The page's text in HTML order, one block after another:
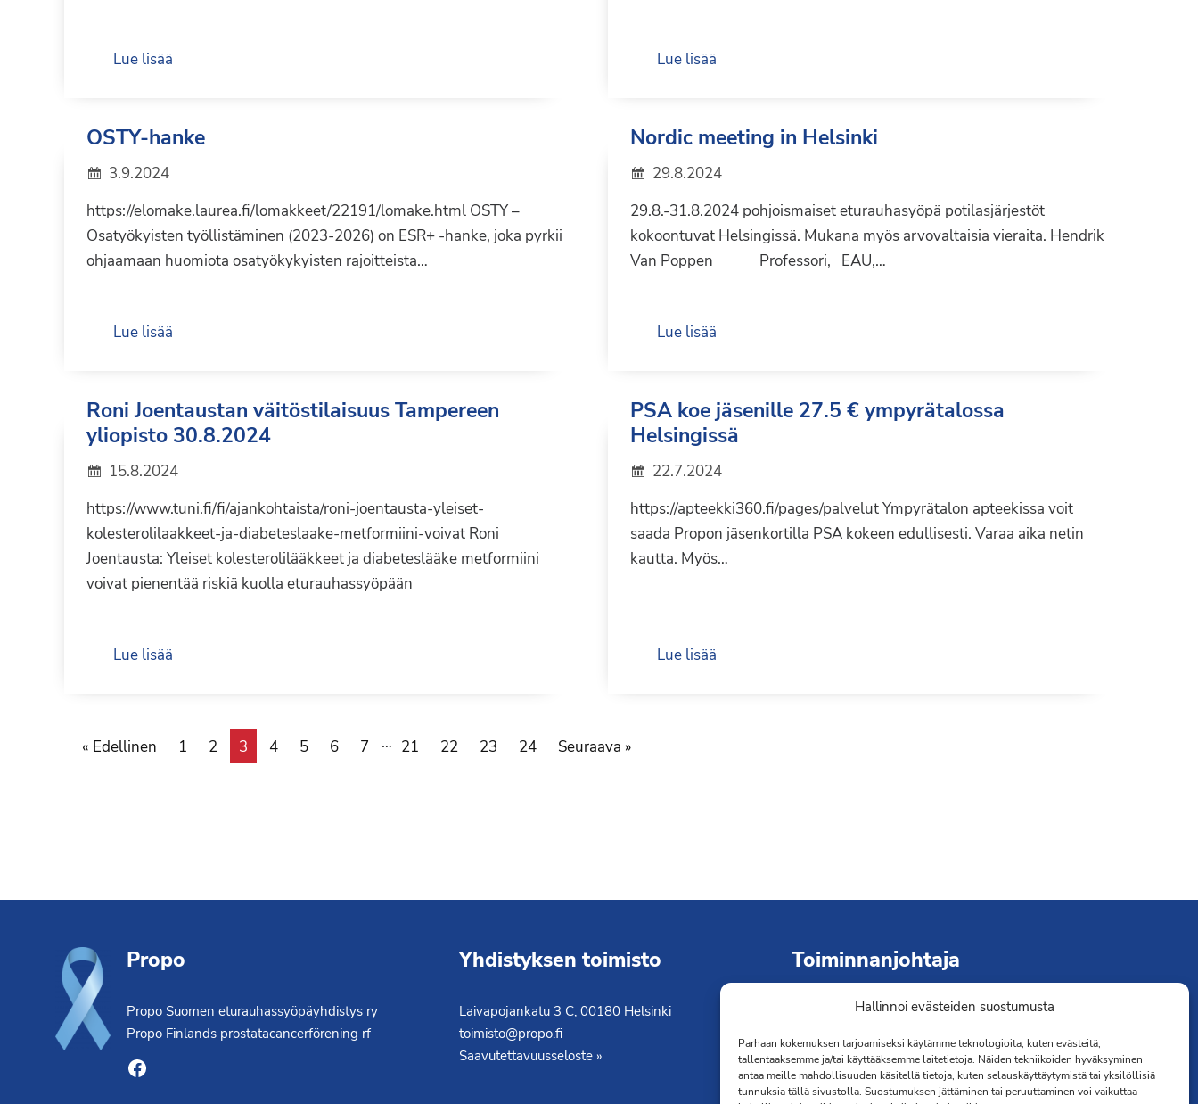
Hallinnoi evästeiden suostumusta
Parhaan kokemuksen tarjoamiseksi käytämme teknologioita, kuten evästeitä,
tallentaaksemme ja/tai käyttääksemme laitetietoja. Näiden tekniikoiden hyväksyminen
antaa meille mahdollisuuden käsitellä tietoja, kuten selauskäyttäytymistä tai yksilöllisiä
tunnuksia tällä sivustolla. Suostumuksen jättäminen tai peruuttaminen voi vaikuttaa
Lue lisää Lue lisää
OSTY-hanke
3.9.2024
https://elomake.laurea.fi/lomakkeet/22191/lomake.html OSTY –
Osatyökyisten työllistäminen (2023-2026) on ESR+ -hanke, joka pyrkii
ohjaamaan huomiota osatyökykyisten rajoitteista…
Lue lisää
Nordic meeting in Helsinki
29.8.2024
29.8.-31.8.2024 pohjoismaiset eturauhasyöpä potilasjärjestöt
kokoontuvat Helsingissä. Mukana myös arvovaltaisia vieraita. Hendrik
Van Poppen Professori, EAU,…
Lue lisää
Roni Joentaustan väitöstilaisuus Tampereen
yliopisto 30.8.2024
15.8.2024
https://www.tuni.fi/fi/ajankohtaista/roni-joentausta-yleiset-
kolesterolilaakkeet-ja-diabeteslaake-metformiini-voivat Roni
Joentausta: Yleiset kolesterolilääkkeet ja diabeteslääke metformiini
voivat pienentää riskiä kuolla eturauhassyöpään
Lue lisää
PSA koe jäsenille 27.5 € ympyrätalossa
Helsingissä
22.7.2024
https://apteekki360.fi/pages/palvelut Ympyrätalon apteekissa voit
saada Propon jäsenkortilla PSA kokeen edullisesti. Varaa aika netin
kautta. Myös…
Lue lisää
« Edellinen 1 2 3 4 5 6 7 … 21 22 23 24 Seuraava »
Propo
Propo Suomen eturauhassyöpäyhdistys ry
Propo Finlands prostatacancerförening rf
Facebook
Yhdistyksen toimisto
Laivapojankatu 3 C, 00180 Helsinki
toimisto@propo.fi
Saavutettavuusseloste »
Toiminnanjohtaja
Kimmo Järvinen
041 501 4176